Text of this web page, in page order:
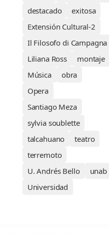
destacado
exitosa
Extensión Cultural-2
Il Filosofo di Campagna
Liliana Ross
montaje
Música
obra
Opera
Santiago Meza
sylvia soublette
talcahuano
teatro
terremoto
U. Andrés Bello
unab
Universidad